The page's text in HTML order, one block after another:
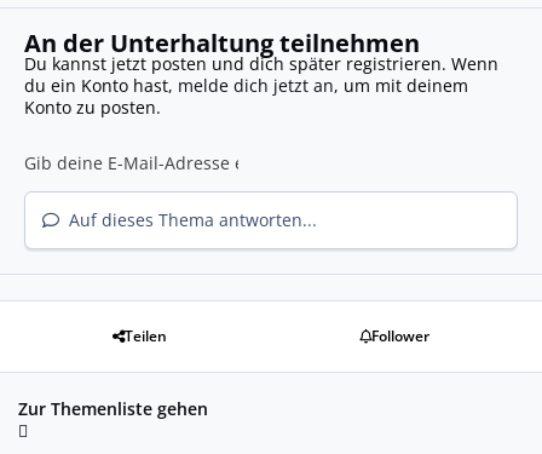
An der Unterhaltung teilnehmen
Du kannst jetzt posten und dich später registrieren. Wenn
du ein Konto hast, melde dich jetzt an, um mit deinem
Konto zu posten.
Auf dieses Thema antworten...
Teilen Follower
Zur Themenliste gehen